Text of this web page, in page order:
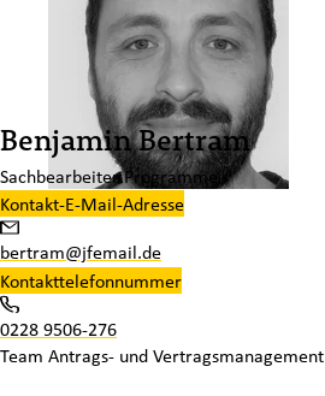
Benjamin Bertram
Sachbearbeiter Programme
Kontakt-E-Mail-Adresse
bertram@jfemail.de
Kontakttelefonnummer
0228 9506-276
Team Antrags- und Vertragsmanagement